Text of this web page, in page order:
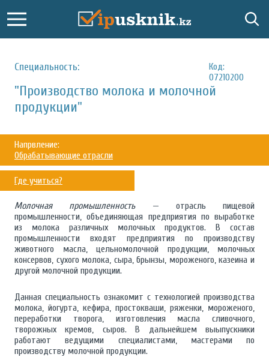
Специальность:
Код:
07210200
"Производство молока и молочной
продукции"
Напрвление:
Обрабатывающие отрасли
Где учиться?
Молочная промышленность— отрасль пищевой
промышленности, объединяющая предприятия по выработке
из молока различных молочных продуктов. В состав
промышленности входят предприятия по производству
животного масла, цельномолочной продукции, молочных
консервов, сухого молока, сыра, брынзы, мороженого, казеина и
другой молочной продукции.
Данная специальность ознакомит с технологией производства
молока, йогурта, кефира, простокваши, ряженки, мороженого,
переработки творога, изготовления масла сливочного,
творожных кремов, сыров. В дальнейшем выыпускники
работают ведущими специалистами, мастерами по
производству молочной продукции.